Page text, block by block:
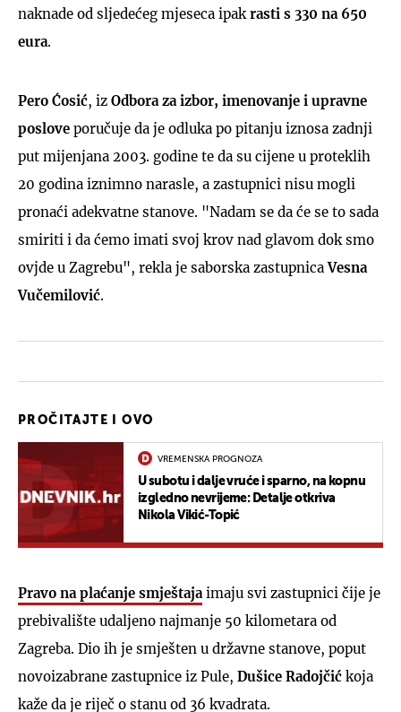
naknade od sljedećeg mjeseca ipak rasti s 330 na 650
eura.
Pero Ćosić, iz Odbora za izbor, imenovanje i upravne
poslove poručuje da je odluka po pitanju iznosa zadnji
put mijenjana 2003. godine te da su cijene u proteklih
20 godina iznimno narasle, a zastupnici nisu mogli
pronaći adekvatne stanove. "Nadam se da će se to sada
smiriti i da ćemo imati svoj krov nad glavom dok smo
ovjde u Zagrebu", rekla je saborska zastupnicaVesna
Vučemilović.
PROČITAJTE I OVO
VREMENSKA PROGNOZA
U subotu i dalje vruće i sparno, na kopnu
izgledno nevrijeme: Detalje otkriva
Nikola Vikić-Topić
Pravo na plaćanje smještaja imaju svi zastupnici čije je
prebivalište udaljeno najmanje 50 kilometara od
Zagreba. Dio ih je smješten u državne stanove, poput
novoizabrane zastupnice iz Pule, Dušice Radojčić koja
kaže da je riječ o stanu od 36 kvadrata.